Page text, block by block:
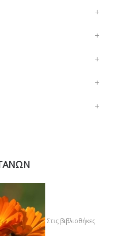
Στις βιβλιοθήκες